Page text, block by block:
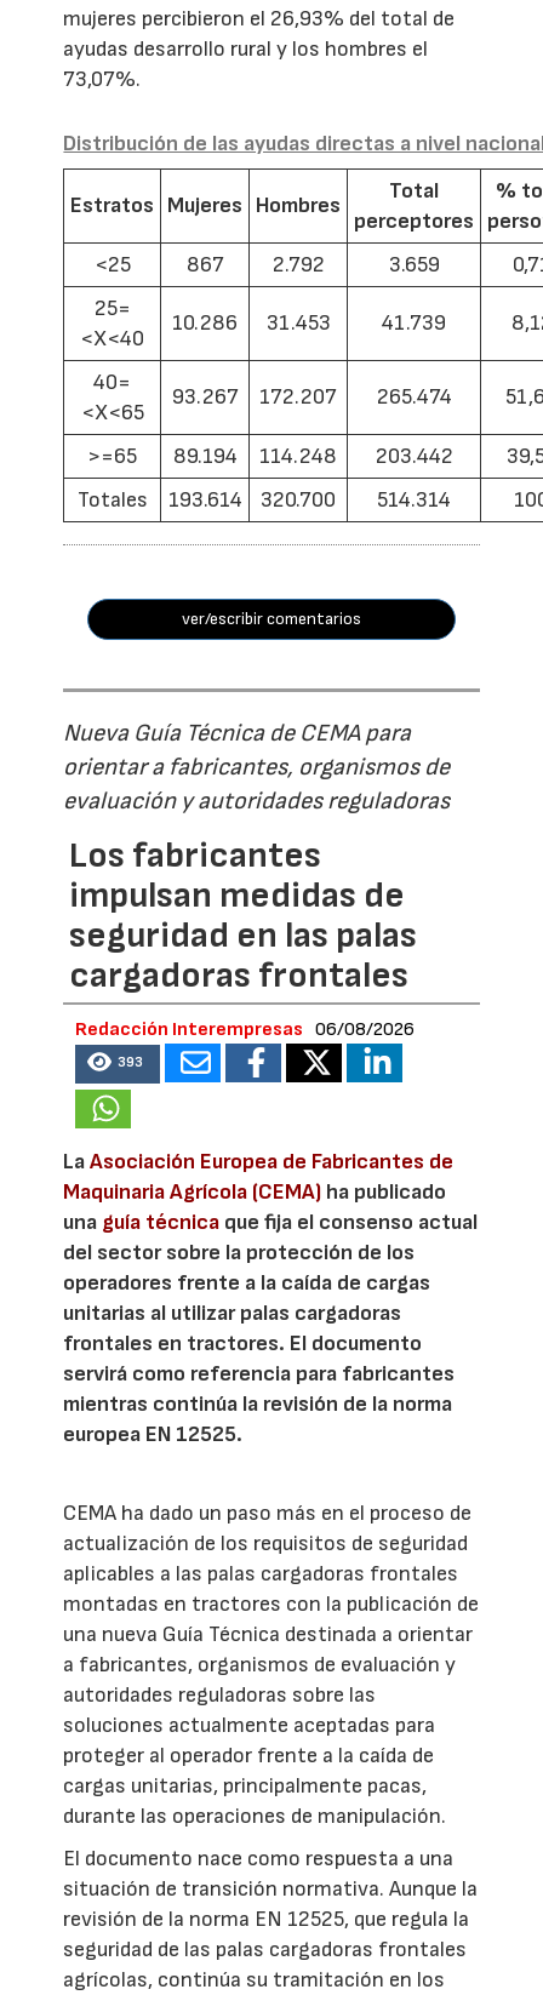
mujeres percibieron el 26,93% del total de
ayudas desarrollo rural y los hombres el
73,07%.
Distribución de las ayudas directas a nivel
Estratos Mujeres Hombres
Total
perceptores
%
<25
867 2.792 3.659
25=
<X<40
10.286 31.453 41.739
40=
<X<65
93.267 172.207 265.474
>=65 89.194 114.248 203.442
Totales
193.614 320.700 514.314
ver/escribir comentarios
Nueva Guía Técnica de CEMA para
orientar a fabricantes, organismos de
evaluación y autoridades reguladoras
Los fabricantes
impulsan medidas de
seguridad en las palas
cargadoras frontales
Redacción Interempresas 06/08/2026
393
LaAsociación Europea de Fabricantes de
Maquinaria Agrícola (CEMA) ha publicado
una guía técnica que fija el consenso actual
del sector sobre la protección de los
operadores frente a la caída de cargas
unitarias al utilizar palas cargadoras
frontales en tractores. El documento
servirá como referencia para fabricantes
mientras continúa la revisión de la norma
europea EN 12525.
CEMA ha dado un paso más en el proceso de
actualización de los requisitos de seguridad
aplicables a las palas cargadoras frontales
montadas en tractores con la publicación de
una nueva Guía Técnica destinada a orientar
a fabricantes, organismos de evaluación y
autoridades reguladoras sobre las
soluciones actualmente aceptadas para
proteger al operador frente a la caída de
cargas unitarias, principalmente pacas,
durante las operaciones de manipulación.
El documento nace como respuesta a una
situación de transición normativa. Aunque la
revisión de la norma EN 12525, que regula la
seguridad de las palas cargadoras frontales
agrícolas, continúa su tramitación en los